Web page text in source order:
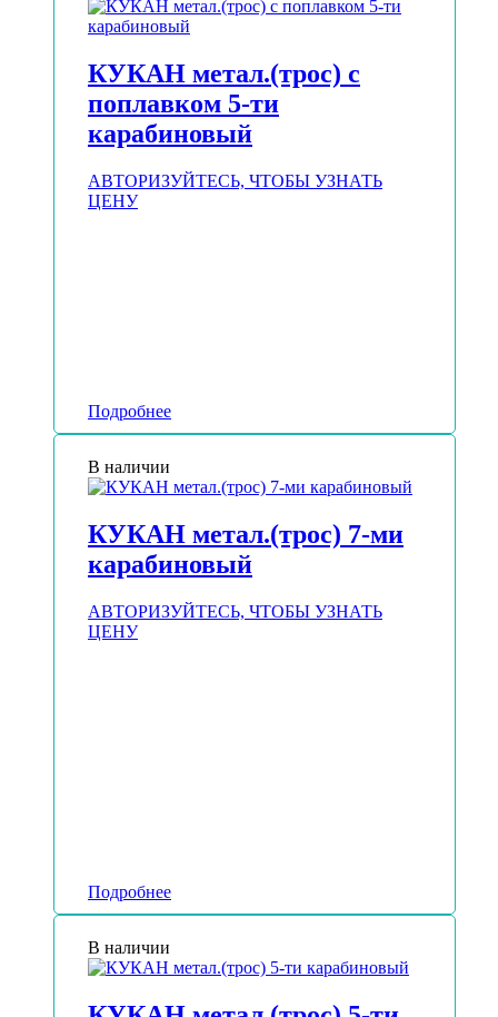
КУКАН метал.(трос) с
поплавком 5-ти
карабиновый
АВТОРИЗУЙТЕСЬ, ЧТОБЫ УЗНАТЬ
ЦЕНУ
Подробнее
В наличии
КУКАН метал.(трос) 7-ми
карабиновый
АВТОРИЗУЙТЕСЬ, ЧТОБЫ УЗНАТЬ
ЦЕНУ
Подробнее
В наличии